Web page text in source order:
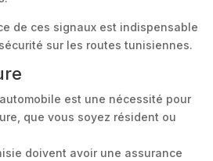
de ces signaux est indispensable
sur les routes tunisiennes.
est une nécessité pour
que vous soyez résident ou
doivent avoir une assurance